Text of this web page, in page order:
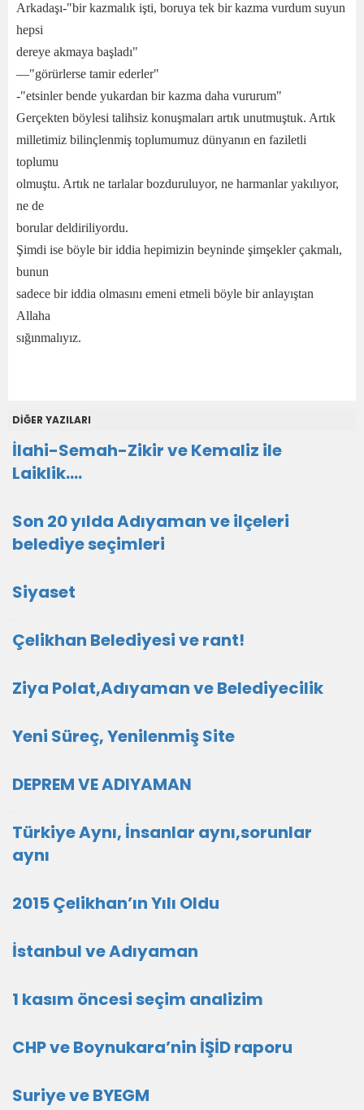
Arkadaşı-"bir kazmalık işti, boruya tek bir kazma vurdum suyun
hepsi
dereye akmaya başladı"
—"görürlerse tamir ederler"
-"etsinler bende yukardan bir kazma daha vururum"
Gerçekten böylesi talihsiz konuşmaları artık unutmuştuk. Artık
milletimiz bilinçlenmiş toplumumuz dünyanın en faziletli
toplumu
olmuştu. Artık ne tarlalar bozduruluyor, ne harmanlar yakılıyor,
ne de
borular deldiriliyordu.
Şimdi ise böyle bir iddia hepimizin beyninde şimşekler çakmalı,
bunun
sadece bir iddia olmasını emeni etmeli böyle bir anlayıştan
Allaha
sığınmalıyız.
DİĞER YAZILARI
İlahi-Semah-Zikir ve Kemaliz ile
Laiklik….
Son 20 yılda Adıyaman ve ilçeleri
belediye seçimleri
Siyaset
Çelikhan Belediyesi ve rant!
Ziya Polat,Adıyaman ve Belediyecilik
Yeni Süreç, Yenilenmiş Site
DEPREM VE ADIYAMAN
Türkiye Aynı, İnsanlar aynı,sorunlar
aynı
2015 Çelikhan’ın Yılı Oldu
İstanbul ve Adıyaman
1 kasım öncesi seçim analizim
CHP ve Boynukara’nin İŞİD raporu
Suriye ve BYEGM